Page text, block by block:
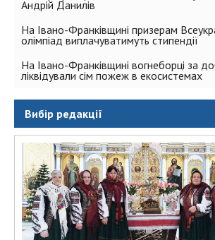
Андрій Данилів
На Івано-Франківщині призерам
олімпіад виплачуватимуть стипендії
На Івано-Франківщині вогнеборці за
ліквідували сім пожеж в екосистемах
Вибір редакції